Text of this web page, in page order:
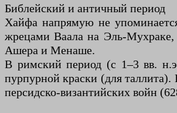
Библейский и античный период
Хайфа напрямую не
жрецами Ваала на Эль-Мухраке,
Ашера и Менаше.
В римский период (с 1–3 вв.
пурпурной краски (для
персидско-византийских войн